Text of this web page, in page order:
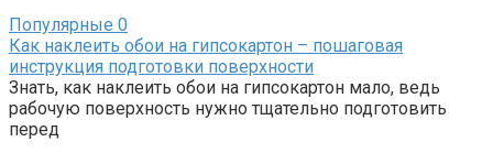
Популярные 0
Как наклеить обои на гипсокартон – пошаговая
инструкция подготовки поверхности
Знать, как наклеить обои на гипсокартон мало, ведь
рабочую поверхность нужно тщательно подготовить
перед